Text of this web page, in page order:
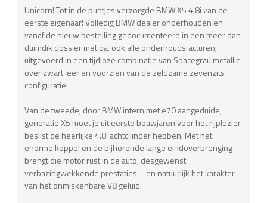
Unicorn! Tot in de puntjes verzorgde BMW X5 4.8i van de
eerste eigenaar! Volledig BMW dealer onderhouden en
vanaf de nieuw bestelling gedocumenteerd in een meer dan
duimdik dossier met oa. ook alle onderhoudsfacturen,
uitgevoerd in een tijdloze combinatie van Spacegrau metallic
over zwart leer en voorzien van de zeldzame zevenzits
configuratie.
Van de tweede, door BMW intern met e70 aangeduide,
generatie X5 moet je uit eerste bouwjaren voor het rijplezier
beslist de heerlijke 4.8i achtcilinder hebben. Met het
enorme koppel en de bijhorende lange eindoverbrenging
brengt die motor rust in de auto, desgewenst
verbazingwekkende prestaties – en natuurlijk het karakter
van het onmiskenbare V8 geluid.